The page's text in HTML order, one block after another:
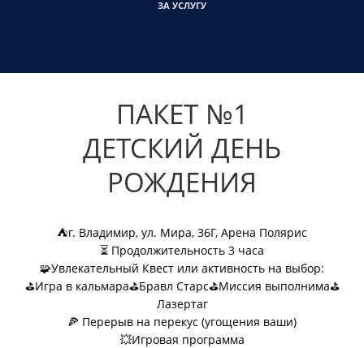
ЗА УСЛУГУ
ПАКЕТ №1
ДЕТСКИЙ ДЕНЬ
РОЖДЕНИЯ
⛺г. Владимир, ул. Мира, 36Г, Арена Полярис
⏳ Продолжительность 3 часа
🧩Увлекательный Квест или активность на выбор:
⛳Игра в кальмара⛳Бравл Старс⛳Миссия выполнима⛳
Лазертаг
🍕 Перерыв на перекус (угощения ваши)
💥Игровая программа